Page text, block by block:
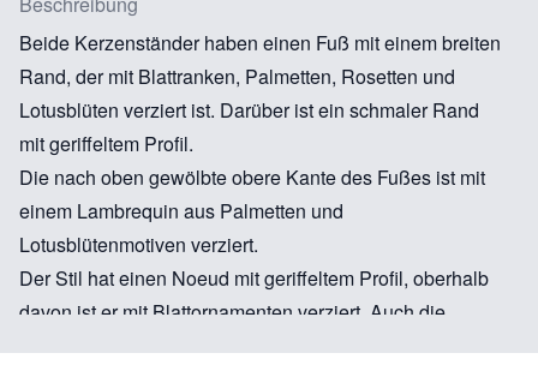
Beide Kerzenständer haben einen Fuß mit einem breiten
Rand, der mit Blattranken, Palmetten, Rosetten und
Lotusblüten verziert ist. Darüber ist ein schmaler Rand
mit geriffeltem Profil.
Die nach oben gewölbte obere Kante des Fußes ist mit
einem Lambrequin aus Palmetten und
Lotusblütenmotiven verziert.
Der Stil hat einen Noeud mit geriffeltem Profil, oberhalb
davon ist er mit Blattornamenten verziert. Auch die